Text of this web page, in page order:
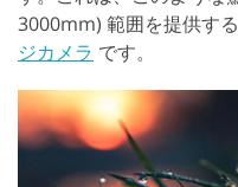
3000mm) 範囲を提供す
ジカメラ です。